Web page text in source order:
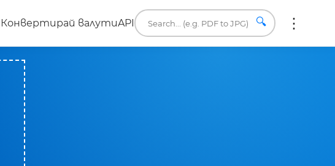
Конвертирай валутиAPI 🔍